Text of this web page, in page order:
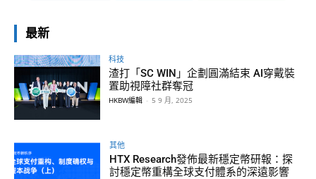
最新
科技
渣打「SC WIN」企劃圓滿結束 AI穿戴裝
置助視障社群奪冠
HKBW編輯 - 5 9 月, 2025
其他
HTX Research發佈最新穩定幣研報：探
討穩定幣重構全球支付體系的深遠影響